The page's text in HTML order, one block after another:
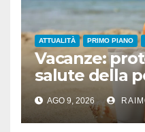
ATTUALITÀ PRIMO PIANO
Vacanze:
salute della
dicono le
scientifiche
AGO 9, 2026